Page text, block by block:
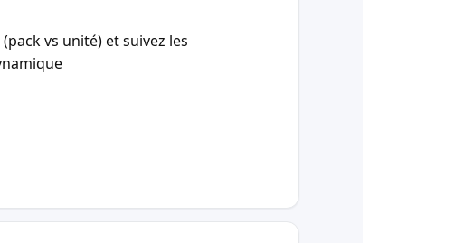
vs unité) et suivez les